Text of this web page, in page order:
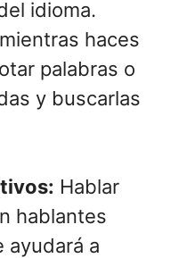
idioma.
haces
palabras o
y buscarlas
Hablar
hablantes
ayudará a